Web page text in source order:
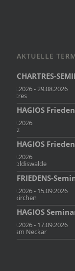
AKTUELLE
CHARTRES-
23.08.2026 - 29.08.2026
Chartres
HAGIOS
11.09.2026
Mainz
HAGIOS
12.09.2026
Dippoldiswalde
FRIEDENS-
13.09.2026 - 15.09.2026
Holzkirchen
HAGIOS
15.09.2026 - 17.09.2026
Sulz am Neckar